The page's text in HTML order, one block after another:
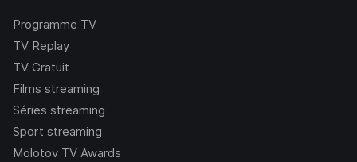
Programme TV
TV Replay
TV Gratuit
Films streaming
Séries streaming
Sport streaming
Molotov TV Awards